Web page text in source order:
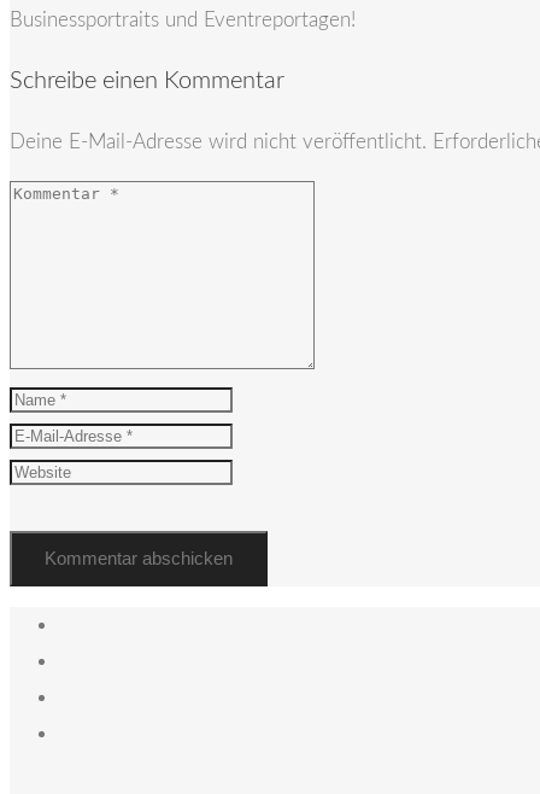
Businessportraits und Eventreportagen!
Schreibe einen Kommentar
Deine E-Mail-Adresse wird nicht veröffentlicht.